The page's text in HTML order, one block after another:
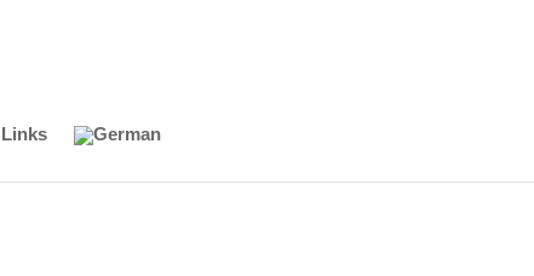
Links